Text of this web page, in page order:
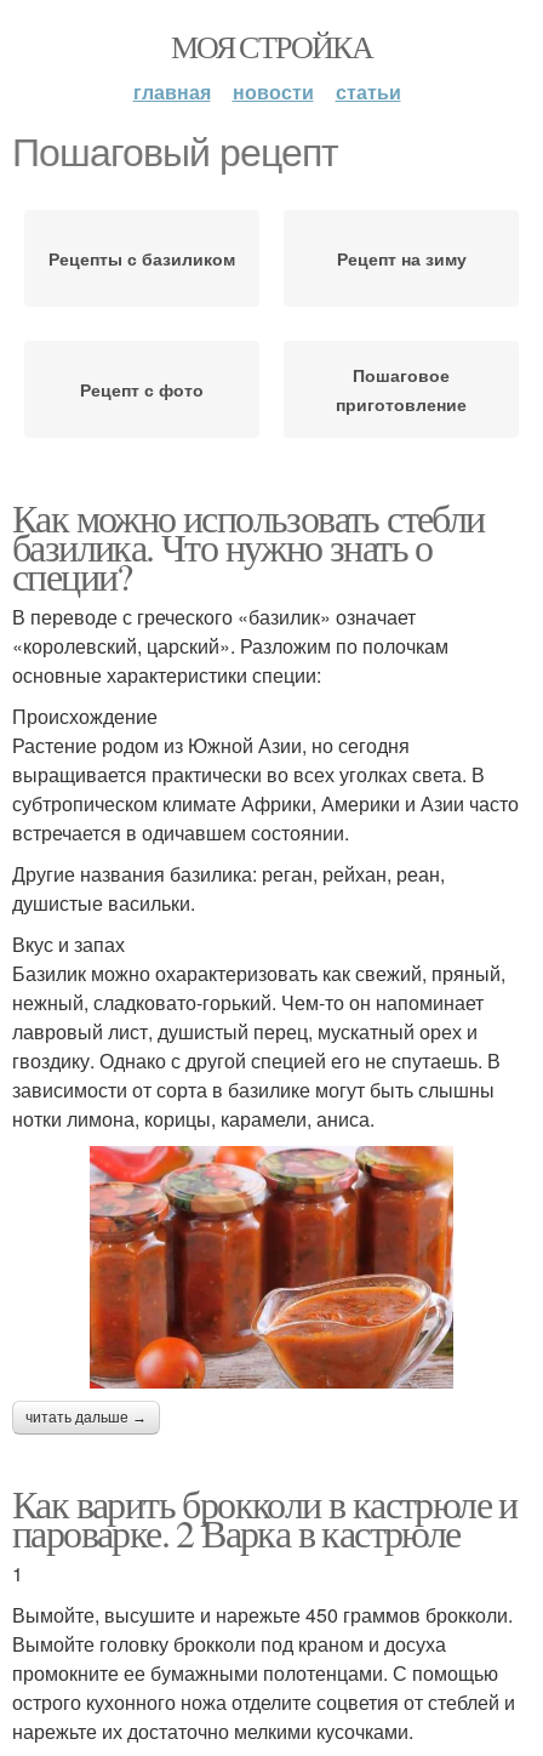
МОЯ СТРОЙКА
главная новости статьи
Пошаговый рецепт
Рецепты с базиликом Рецепт на зиму
Рецепт с фото
Пошаговое
приготовление
Как можно использовать стебли
базилика. Что нужно знать о
специи?
В переводе с греческого «базилик» означает
«королевский, царский». Разложим по полочкам
основные характеристики специи:
Происхождение
Растение родом из Южной Азии, но сегодня
выращивается практически во всех уголках света. В
субтропическом климате Африки, Америки и Азии часто
встречается в одичавшем состоянии.
Другие названия базилика: реган, рейхан, реан,
душистые васильки.
Вкус и запах
Базилик можно охарактеризовать как свежий, пряный,
нежный, сладковато-горький. Чем-то он напоминает
лавровый лист, душистый перец, мускатный орех и
гвоздику. Однако с другой специей его не спутаешь. В
зависимости от сорта в базилике могут быть слышны
нотки лимона, корицы, карамели, аниса.
читать дальше →
Как варить брокколи в кастрюле и
пароварке. 2 Варка в кастрюле
1
Вымойте, высушите и нарежьте 450 граммов брокколи.
Вымойте головку брокколи под краном и досуха
промокните ее бумажными полотенцами. С помощью
острого кухонного ножа отделите соцветия от стеблей и
нарежьте их достаточно мелкими кусочками.